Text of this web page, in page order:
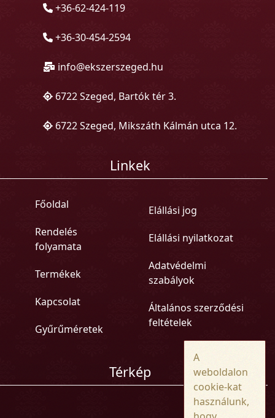
+36-62-424-119
+36-30-454-2594
info@ekszerszeged.hu
6722 Szeged, Bartók tér 3.
6722 Szeged, Mikszáth Kálmán utca 12.
Linkek
Főoldal
Rendelés
folyamata
Termékek
Kapcsolat
Gyűrűméretek
Elállási jog
Elállási nyilatkozat
Adatvédelmi
szabályok
Általános szerződési
feltételek
Térkép
A
weboldalon
cookie-kat
használunk,